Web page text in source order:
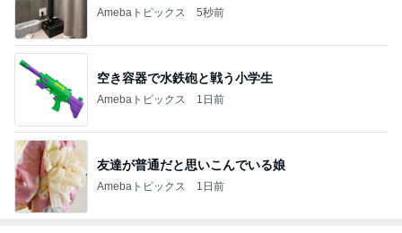
Amebaトピックス 5秒前
空き容器で水鉄砲と戦う小学生
Amebaトピックス 1日前
友達が普通だと思いこんでいる娘
Amebaトピックス 1日前